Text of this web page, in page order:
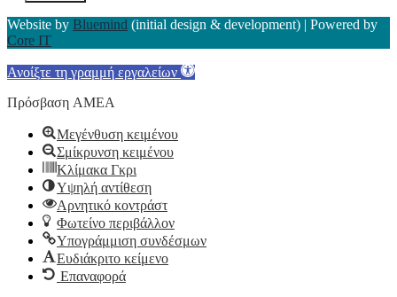
Website by Bluemind (initial design & development) | Powered by
Core IT
Ανοίξτε τη γραμμή εργαλείων
Πρόσβαση ΑΜΕΑ
Μεγένθυση κειμένου
Σμίκρυνση κειμένου
Κλίμακα Γκρι
Υψηλή αντίθεση
Αρνητικό κοντράστ
Φωτείνο περιβάλλον
Υπογράμμιση συνδέσμων
Ευδιάκριτο κείμενο
Επαναφορά